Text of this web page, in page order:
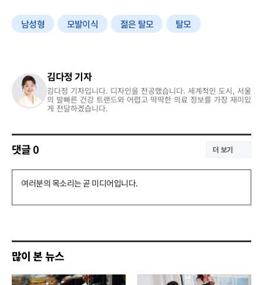
남성형 모발이식 젊은 탈모 탈모
김다정 기자
김다정 기자입니다. 디자인을 전공했습니다. 세계적인 도시, 서울
의 발빠른 건강 트랜드와 어렵고 딱딱한 의료 정보를 가장 재미있
게 전달하겠습니다.
댓글0 더 보기
댓
기
많이 본 뉴스